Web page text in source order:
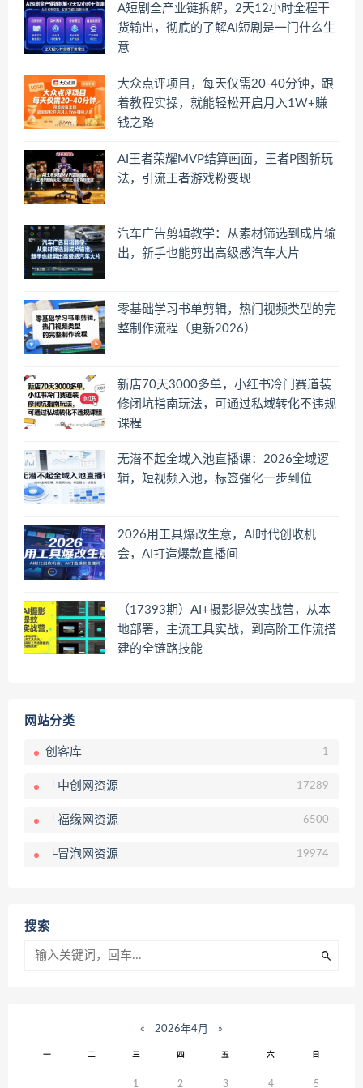
A短剧全产业链拆解，2天12小时全程干
货输出，彻底的了解AI短剧是一门什么生
意
大众点评项目，每天仅需20-40分钟，跟
着教程实操，就能轻松开启月入1W+賺
钱之路
AI王者荣耀MVP结算画面，王者P图新玩
法，引流王者游戏粉变现
汽车广告剪辑教学：从素材筛选到成片输
出，新手也能剪出高级感汽车大片
零基础学习书单剪辑，热门视频类型的完
整制作流程（更新2026）
新店70天3000多单，小红书冷门赛道装
修闭坑指南玩法，可通过私域转化不违规
课程
无潜不起全域入池直播课：2026全域逻
辑，短视频入池，标签强化一步到位
2026用工具爆改生意，AI时代创收机
会，AI打造爆款直播间
（17393期）AI+摄影提效实战营，从本
地部署，主流工具实战，到高阶工作流搭
建的全链路技能
网站分类
创客库 1
└中创网资源 17289
└福缘网资源 6500
└冒泡网资源 19974
搜索
« 2026年4月 »
一 二 三 四 五 六 日
1 2 3 4 5